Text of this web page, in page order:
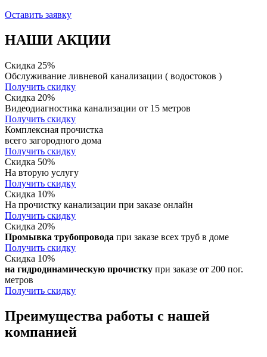
Оставить заявку
НАШИ АКЦИИ
Скидка 25%
Обслуживание ливневой канализации ( водостоков )
Получить скидку
Скидка 20%
Видеодиагностика канализации от 15 метров
Получить скидку
Комплексная прочистка
всего загородного дома
Получить скидку
Скидка 50%
На вторую услугу
Получить скидку
Скидка 10%
На прочистку канализации при заказе онлайн
Получить скидку
Скидка 20%
Промывка трубопровода при заказе всех труб в доме
Получить скидку
Скидка 10%
на гидродинамическую прочистку при заказе от 200 пог.
метров
Получить скидку
Преимущества работы с нашей
компанией